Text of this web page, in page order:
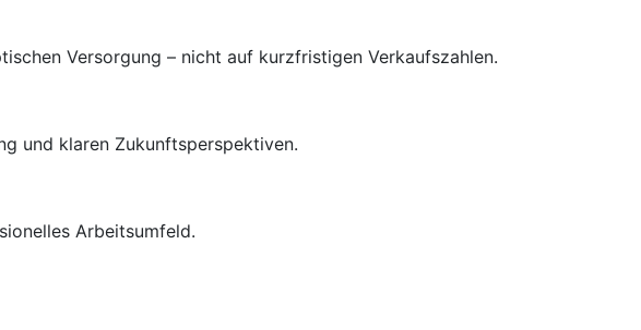
Versorgung – nicht auf kurzfristigen Verkaufszahlen.
und klaren Zukunftsperspektiven.
Arbeitsumfeld.